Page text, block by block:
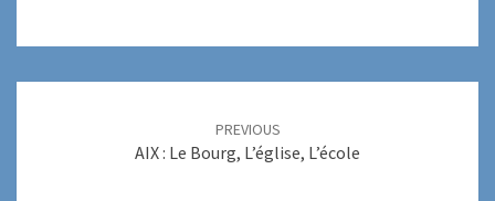
PREVIOUS
AIX : Le Bourg, L’église, L’école